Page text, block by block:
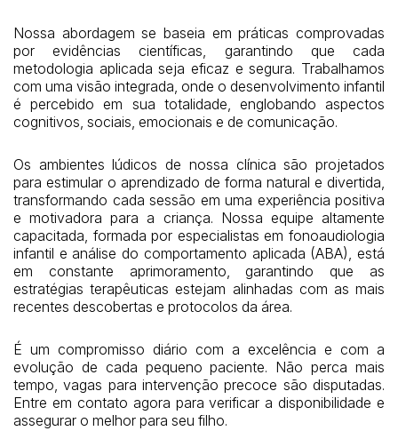
Nossa abordagem se baseia em práticas comprovadas
por evidências científicas, garantindo que cada
metodologia aplicada seja eficaz e segura. Trabalhamos
com uma visão integrada, onde o desenvolvimento infantil
é percebido em sua totalidade, englobando aspectos
cognitivos, sociais, emocionais e de comunicação.
Os ambientes lúdicos de nossa clínica são projetados
para estimular o aprendizado de forma natural e divertida,
transformando cada sessão em uma experiência positiva
e motivadora para a criança. Nossa equipe altamente
capacitada, formada por especialistas em fonoaudiologia
infantil e análise do comportamento aplicada (ABA), está
em constante aprimoramento, garantindo que as
estratégias terapêuticas estejam alinhadas com as mais
recentes descobertas e protocolos da área.
É um compromisso diário com a excelência e com a
evolução de cada pequeno paciente. Não perca mais
tempo, vagas para intervenção precoce são disputadas.
Entre em contato agora para verificar a disponibilidade e
assegurar o melhor para seu filho.